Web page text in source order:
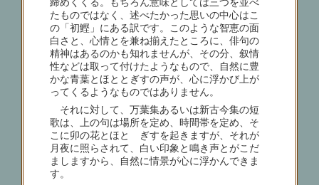
たものではなく、述べたかった思いの中心はこ
の「初鰹」にある訳です。このような智恵の面
白さと、心情とを兼ね揃えたところに、俳句の
精神はあるのかも知れませんが、その分、叙情
性などは取って付けたようなもので、自然に豊
かな青葉とほととぎすの声が、心に浮かび上が
ってくるようなものではありません。
それに対して、万葉集あるいは新古今集の短
歌は、上の句は場所を定め、時間帯を定め、そ
こに卯の花とほとゝぎすを起きますが、それが
月夜に照らされて、白い印象と鳴き声とがこだ
ましますから、自然に情景が心に浮かんできま
す。